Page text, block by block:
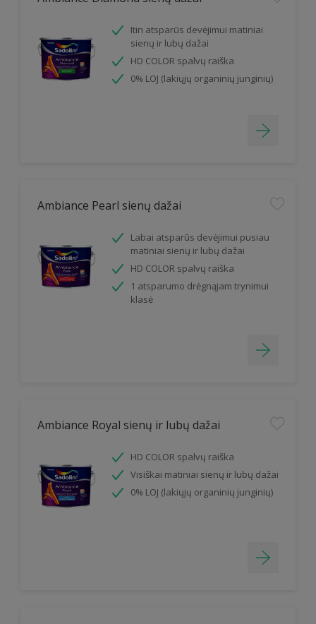
Itin atsparūs devėjimui matiniai
sienų ir lubų dažai
HD COLOR spalvų raiška
0% LOJ (lakiųjų organinių junginių)
Ambiance Pearl sienų dažai
Labai atsparūs devėjimui pusiau
matiniai sienų ir lubų dažai
HD COLOR spalvų raiška
1 atsparumo drėgnąjam trynimui
klasė
Ambiance Royal sienų ir lubų dažai
HD COLOR spalvų raiška
Visiškai matiniai sienų ir lubų dažai
0% LOJ (lakiųjų organinių junginių)